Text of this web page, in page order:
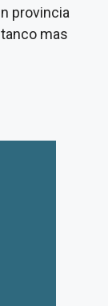
provincia
mas